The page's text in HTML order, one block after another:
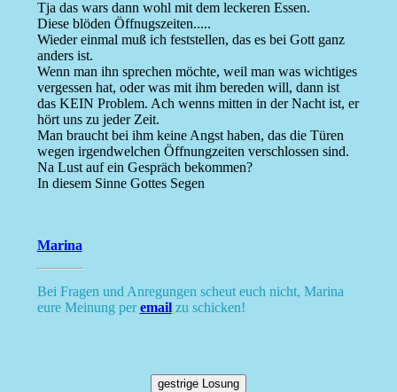
Tja das wars dann wohl mit dem leckeren Essen.
Diese blöden Öffnugszeiten.....
Wieder einmal muß ich feststellen, das es bei Gott ganz
anders ist.
Wenn man ihn sprechen möchte, weil man was wichtiges
vergessen hat, oder was mit ihm bereden will, dann ist
das KEIN Problem. Ach wenns mitten in der Nacht ist, er
hört uns zu jeder Zeit.
Man braucht bei ihm keine Angst haben, das die Türen
wegen irgendwelchen Öffnungzeiten verschlossen sind.
Na Lust auf ein Gespräch bekommen?
In diesem Sinne Gottes Segen
Marina
Bei Fragen und Anregungen scheut euch nicht, Marina
eure Meinung peremailzu schicken!
gestrige Losung